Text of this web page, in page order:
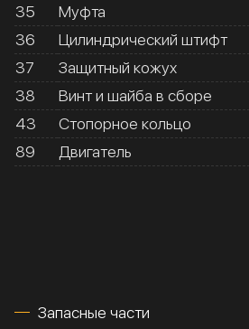
35
Муфта
36
Цилиндрический штифт
37
Защитный кожух
38
Винт и шайба в сборе
43
Стопорное кольцо
89
Двигатель
Запасные части